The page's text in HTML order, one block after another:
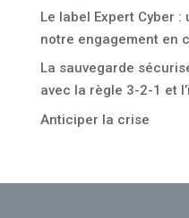
Le label Expert Cyber
notre engagement en
La sauvegarde
avec la règle 3-2-1 et
Anticiper la crise